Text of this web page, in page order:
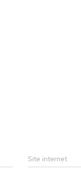
Site internet